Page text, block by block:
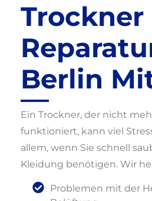
Trockner
Berlin
Ein Trockner, der nicht
funktioniert, kann viel
allem, wenn Sie schnell
Kleidung benötigen. Wir
Problemen mit der